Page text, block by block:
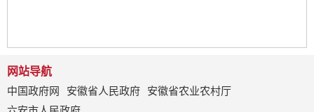
网站导航
中国政府网
安徽省人民政府
安徽省农业农村厅